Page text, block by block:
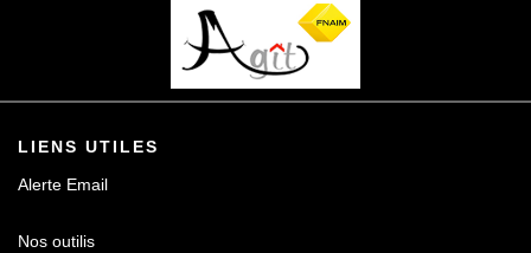
LIENS UTILES
Alerte Email
Nos outilis